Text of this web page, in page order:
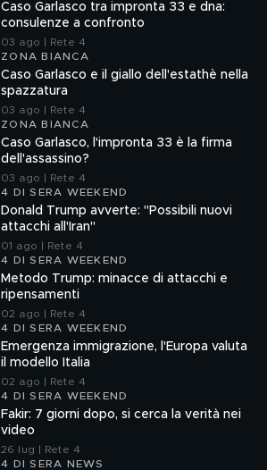
Caso Garlasco tra impronta 33 e dna:
consulenze a confronto
03 ago | Rete 4
ZONA BIANCA
Caso Garlasco e il giallo dell'estathè nella
spazzatura
03 ago | Rete 4
ZONA BIANCA
Caso Garlasco, l'impronta 33 è la firma
dell'assassino?
03 ago | Rete 4
4 DI SERA WEEKEND
Donald Trump avverte: "Possibili nuovi
attacchi all'Iran"
01 ago | Rete 4
4 DI SERA WEEKEND
Metodo Trump: minacce di attacchi e
ripensamenti
02 ago | Rete 4
4 DI SERA WEEKEND
Emergenza immigrazione, l'Europa valuta
il modello Italia
02 ago | Rete 4
4 DI SERA WEEKEND
Fakir: 7 giorni dopo, si cerca la verità nei
video
26 lug | Rete 4
4 DI SERA NEWS